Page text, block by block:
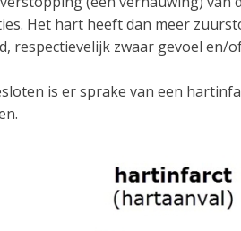
Het hart heeft dan meer
respectievelijk zwaar gevoel en/
is er sprake van een